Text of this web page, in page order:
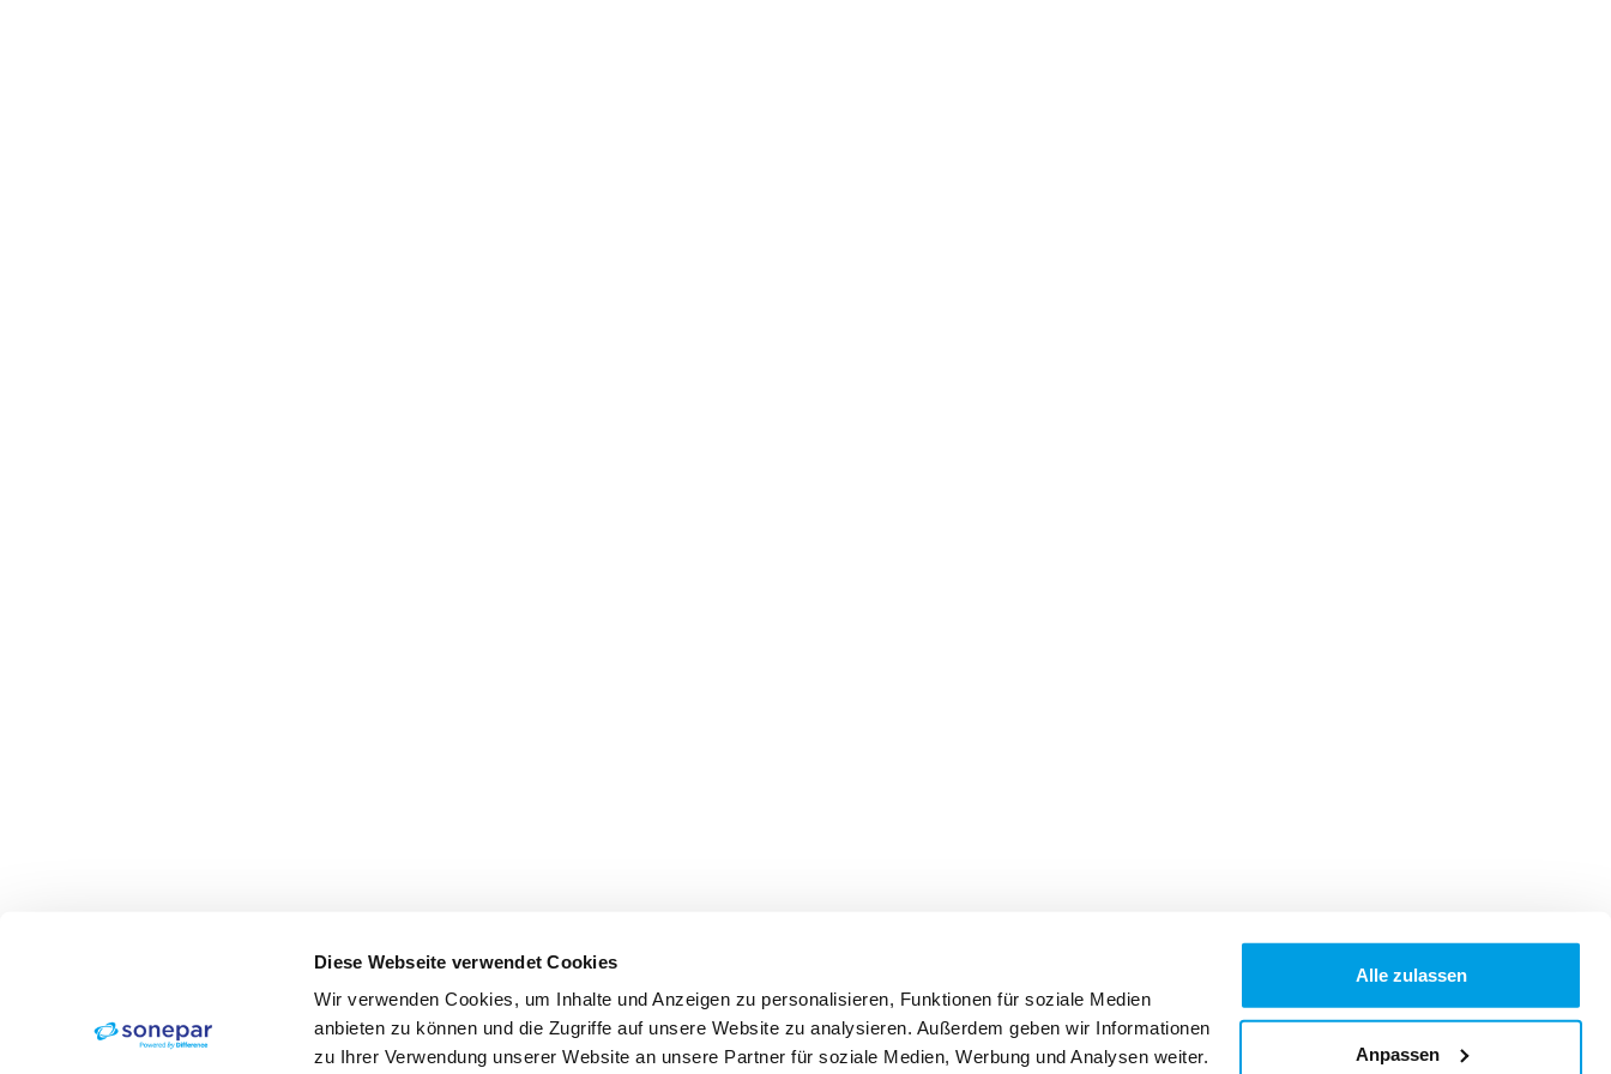
Diese Webseite verwendet Cookies
Wir verwenden Cookies, um Inhalte und Anzeigen zu personalisieren, Funktionen für soziale Medien
anbieten zu können und die Zugriffe auf unsere Website zu analysieren. Außerdem geben wir Informationen
zu Ihrer Verwendung unserer Website an unsere Partner für soziale Medien, Werbung und Analysen weiter.
Alle zulassen
Anpassen